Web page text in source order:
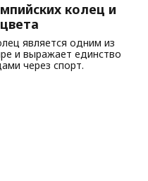
колец и
является одним из
и выражает единство
через спорт.